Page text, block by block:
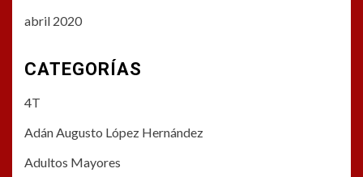
abril 2020
CATEGORÍAS
4T
Adán Augusto López Hernández
Adultos Mayores